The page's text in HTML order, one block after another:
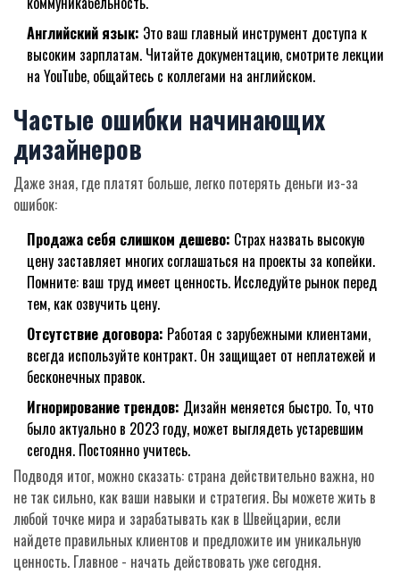
Английский язык: Это ваш главный инструмент доступа к
высоким зарплатам. Читайте документацию, смотрите лекции
на YouTube, общайтесь с коллегами на английском.
Частые ошибки начинающих
дизайнеров
Даже зная, где платят больше, легко потерять деньги из-за
ошибок:
Продажа себя слишком дешево: Страх назвать высокую
цену заставляет многих соглашаться на проекты за копейки.
Помните: ваш труд имеет ценность. Исследуйте рынок перед
тем, как озвучить цену.
Отсутствие договора: Работая с зарубежными клиентами,
всегда используйте контракт. Он защищает от неплатежей и
бесконечных правок.
Игнорирование трендов: Дизайн меняется быстро. То, что
было актуально в 2023 году, может выглядеть устаревшим
сегодня. Постоянно учитесь.
Подводя итог, можно сказать: страна действительно важна, но
не так сильно, как ваши навыки и стратегия. Вы можете жить в
любой точке мира и зарабатывать как в Швейцарии, если
найдете правильных клиентов и предложите им уникальную
ценность. Главное - начать действовать уже сегодня.